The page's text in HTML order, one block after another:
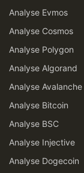
Analyse Evmos
Analyse Cosmos
Analyse Polygon
Analyse Algorand
Analyse Avalanche
Analyse Bitcoin
Analyse BSC
Analyse Injective
Analyse Dogecoin